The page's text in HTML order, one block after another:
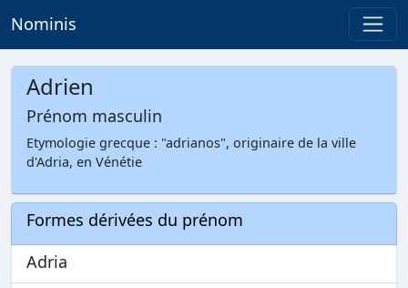
Nominis
Adrien
Prénom masculin
Etymologie grecque : "adrianos", originaire de la ville
d'Adria, en Vénétie
Formes dérivées du prénom
Adria